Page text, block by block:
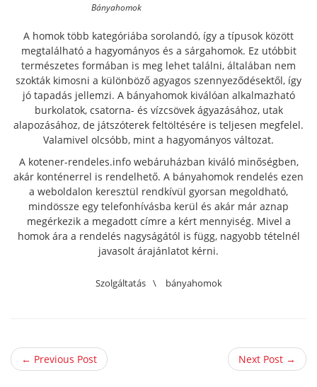
Bányahomok
A homok több kategóriába sorolandó, így a típusok között
megtalálható a hagyományos és a sárgahomok. Ez utóbbit
természetes formában is meg lehet találni, általában nem
szokták kimosni a különböző agyagos szennyeződésektől, így
jó tapadás jellemzi. A bányahomok kiválóan alkalmazható
burkolatok, csatorna- és vízcsövek ágyazásához, utak
alapozásához, de játszóterek feltöltésére is teljesen megfelel.
Valamivel olcsóbb, mint a hagyományos változat.
A kotener-rendeles.info webáruházban kiváló minőségben,
akár konténerrel is rendelhető. A bányahomok rendelés ezen
a weboldalon keresztül rendkívül gyorsan megoldható,
mindössze egy telefonhívásba kerül és akár már aznap
megérkezik a megadott címre a kért mennyiség. Mivel a
homok ára a rendelés nagyságától is függ, nagyobb tételnél
javasolt árajánlatot kérni.
Szolgáltatás \ bányahomok
← Previous Post Next Post →